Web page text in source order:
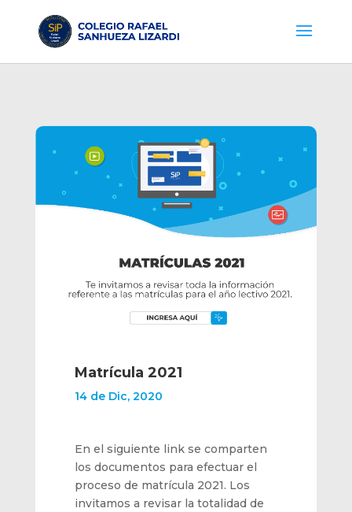
Matrícula 2021
14 de Dic, 2020
En el siguiente link se comparten
los documentos para efectuar el
proceso de matrícula 2021. Los
invitamos a revisar la totalidad de